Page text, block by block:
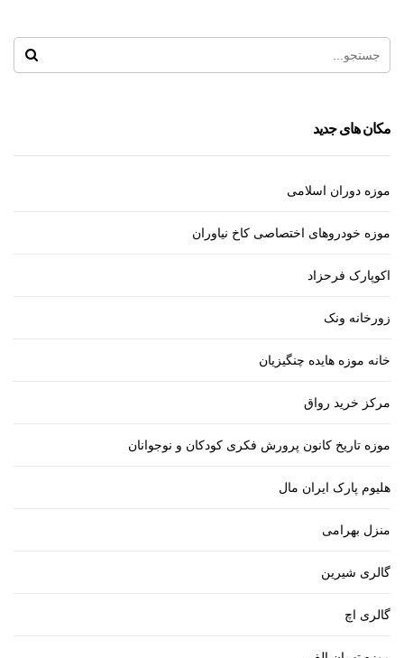
مکان های جدید
موزه دوران اسلامی
موزه خودروهای اختصاصی کاخ نیاوران
اکوپارک فرحزاد
زورخانه ونک
خانه موزه هایده چنگیزیان
مرکز خرید رواق
موزه تاریخ کانون پرورش فکری کودکان و نوجوانان
هلیوم پارک ایران مال
منزل بهرامی
گالری شیرین
گالری اچ